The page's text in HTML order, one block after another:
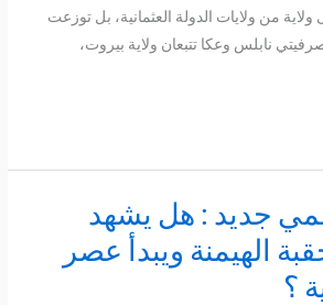
من ولايات الدولة العثمانية، بل توزعت
نابلس وعكا تتبعان ولاية بيروت،
جديد : هل يشهد
الهيمنة ويبدأ عصر
؟